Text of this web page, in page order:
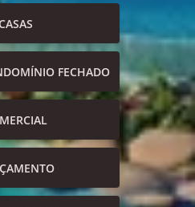
FECHADO